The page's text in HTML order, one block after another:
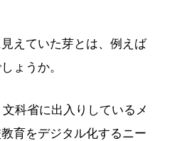
えていた芽とは、例えば
ょうか。
文科省に出入りしているメ
育をデジタル化するニー